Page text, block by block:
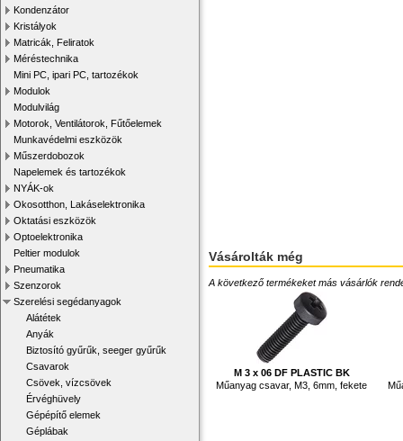
Kondenzátor
Kristályok
Matricák, Feliratok
Méréstechnika
Mini PC, ipari PC, tartozékok
Modulok
Modulvilág
Motorok, Ventilátorok, Fűtőelemek
Munkavédelmi eszközök
Műszerdobozok
Napelemek és tartozékok
NYÁK-ok
Okosotthon, Lakáselektronika
Oktatási eszközök
Optoelektronika
Peltier modulok
Pneumatika
Szenzorok
Szerelési segédanyagok
Alátétek
Anyák
Biztosító gyűrűk, seeger gyűrűk
Csavarok
Csövek, vízcsövek
Érvéghüvely
Gépépítő elemek
Géplábak
Vásárolták még
A következő termékeket más vásárlók
M 3 x 06 DF PLASTIC BK
Műanyag csavar, M3, 6mm, fekete